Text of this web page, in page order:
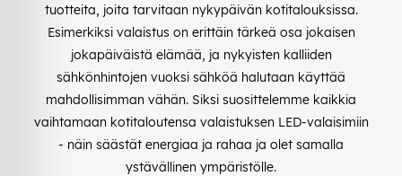
tuotteita, joita tarvitaan nykypäivän kotitalouksissa.
Esimerkiksi valaistus on erittäin tärkeä osa jokaisen
jokapäiväistä elämää, ja nykyisten kalliiden
sähkönhintojen vuoksi sähköä halutaan käyttää
mahdollisimman vähän. Siksi suosittelemme kaikkia
vaihtamaan kotitaloutensa valaistuksen LED-valaisimiin
- näin säästät energiaa ja rahaa ja olet samalla
ystävällinen ympäristölle.